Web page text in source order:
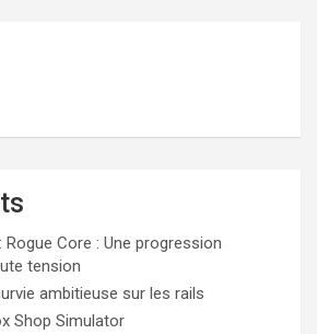
Rogue Core : Une progression
tension
ambitieuse sur les rails
Shop Simulator